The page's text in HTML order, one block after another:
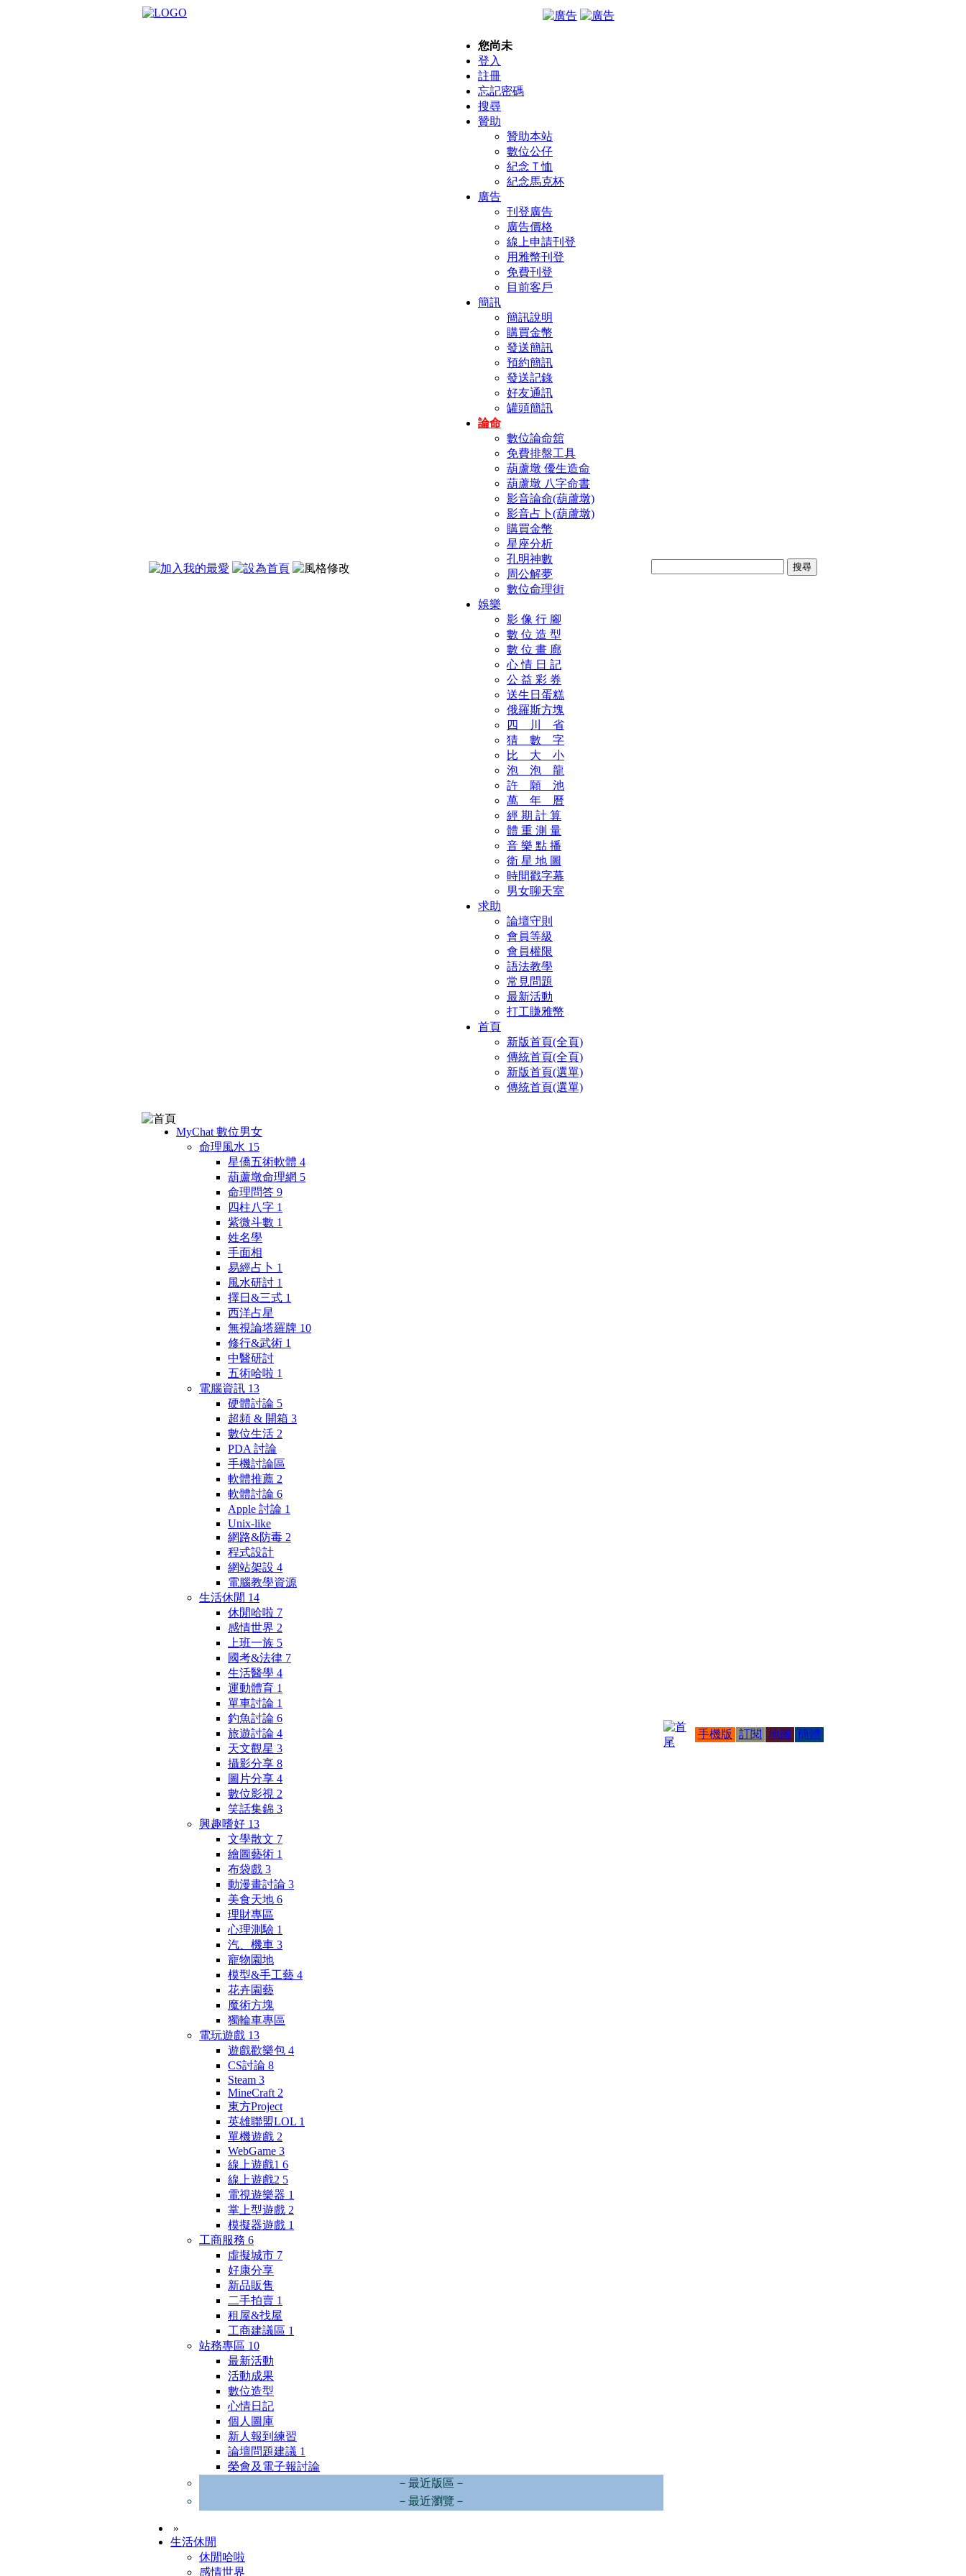
您尚未
登入
註冊
忘記密碼
搜尋
贊助
贊助本站
數位公仔
紀念Ｔ恤
紀念馬克杯
廣告
刊登廣告
廣告價格
線上申請刊登
用雅幣刊登
免費刊登
目前客戶
簡訊
簡訊說明
購買金幣
發送簡訊
預約簡訊
發送記錄
好友通訊
罐頭簡訊
論命
數位論命舘
免費排盤工具
葫蘆墩 優生造命
葫蘆墩 八字命書
影音論命(葫蘆墩)
影音占卜(葫蘆墩)
購買金幣
星座分析
孔明神數
周公解夢
數位命理街
娛樂
影 像 行 腳
數 位 造 型
數 位 畫 廊
心 情 日 記
公 益 彩 券
送生日蛋糕
俄羅斯方塊
四 川 省
猜 數 字
比 大 小
泡 泡 龍
許 願 池
萬 年 曆
經 期 計 算
體 重 測 量
音 樂 點 播
衛 星 地 圖
時間戳字幕
男女聊天室
求助
論壇守則
會員等級
會員權限
語法教學
常見問題
最新活動
打工賺雅幣
首頁
新版首頁(全頁)
傳統首頁(全頁)
新版首頁(選單)
傳統首頁(選單)
MyChat 數位男女
命理風水 15
星僑五術軟體 4
葫蘆墩命理網 5
命理問答 9
四柱八字 1
紫微斗數 1
姓名學
手面相
易經占卜 1
風水研討 1
擇日&三式 1
西洋占星
無視論塔羅牌 10
修行&武術 1
中醫研討
五術哈啦 1
電腦資訊 13
硬體討論 5
超頻 & 開箱 3
數位生活 2
PDA 討論
手機討論區
軟體推薦 2
軟體討論 6
Apple 討論 1
Unix-like
網路&防毒 2
程式設計
網站架設 4
電腦教學資源
生活休閒 14
休閒哈啦 7
感情世界 2
上班一族 5
國考&法律 7
生活醫學 4
運動體育 1
單車討論 1
釣魚討論 6
旅遊討論 4
天文觀星 3
攝影分享 8
圖片分享 4
數位影視 2
笑話集錦 3
興趣嗜好 13
文學散文 7
繪圖藝術 1
布袋戲 3
動漫畫討論 3
美食天地 6
理財專區
心理測驗 1
汽、機車 3
寵物園地
模型&手工藝 4
花卉園藝
魔術方塊
獨輪車專區
電玩遊戲 13
遊戲歡樂包 4
CS討論 8
Steam 3
MineCraft 2
東方Project
英雄聯盟LOL 1
單機遊戲 2
WebGame 3
線上遊戲1 6
線上遊戲2 5
電視遊樂器 1
掌上型遊戲 2
模擬器遊戲 1
工商服務 6
虛擬城市 7
好康分享
新品販售
二手拍賣 1
租屋&找屋
工商建議區 1
站務專區 10
最新活動
活動成果
數位造型
心情日記
個人圖庫
新人報到練習
論壇問題建議 1
榮會及電子報討論
－最近版區－
－最近瀏覽－
»
生活休閒
休閒哈啦
感情世界
手機版 訂閱 地圖 簡體